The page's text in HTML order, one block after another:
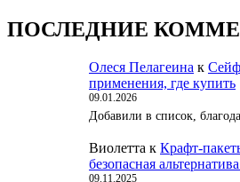
ПОСЛЕДНИЕ
Олеся Пелагеина к
применения, где купить
09.01.2026
Добавили в список,
Виолетта к Крафт-
безопасная
09.11.2025